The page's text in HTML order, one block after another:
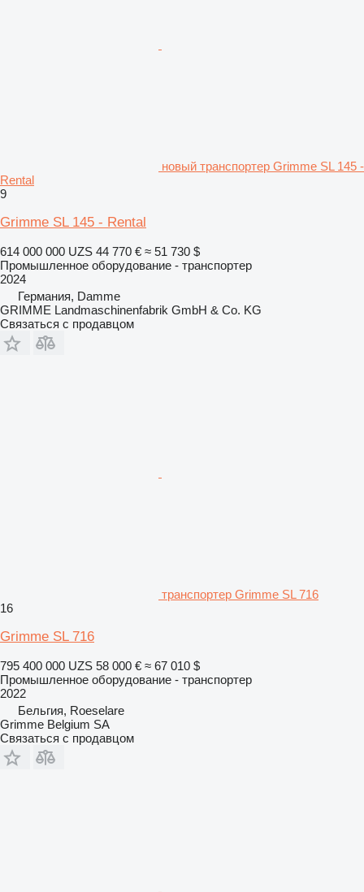
новый транспортер Grimme SL 145 -
Rental
9
Grimme SL 145 - Rental
614 000 000 UZS 44 770 € ≈ 51 730 $
Промышленное оборудование - транспортер
2024
Германия, Damme
GRIMME Landmaschinenfabrik GmbH & Co. KG
Связаться с продавцом
транспортер Grimme SL 716
16
Grimme SL 716
795 400 000 UZS 58 000 € ≈ 67 010 $
Промышленное оборудование - транспортер
2022
Бельгия, Roeselare
Grimme Belgium SA
Связаться с продавцом